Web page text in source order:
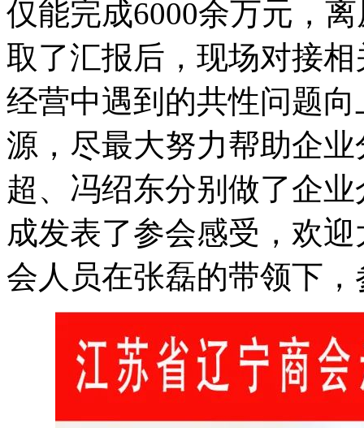
仅能完成6000余万元，
取了汇报后，现场对接
经营中遇到的共性问题
源，尽最大努力帮助企
超、冯绍东分别做了企
成发表了参会感受，欢
会人员在张磊的带领下